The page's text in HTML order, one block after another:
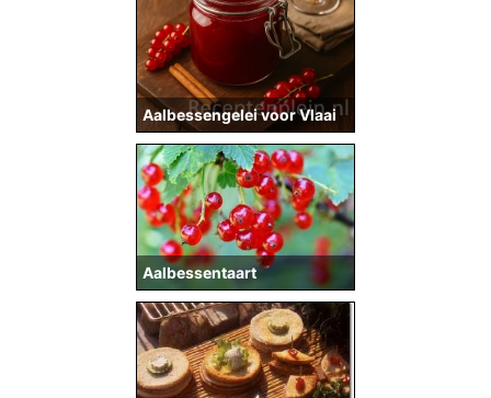
Aalbessengelei voor Vlaai
Aalbessentaart